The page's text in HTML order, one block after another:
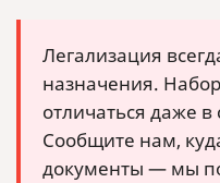
Легализация
назначения.
отличаться даже в
Сообщите нам,
документы — мы